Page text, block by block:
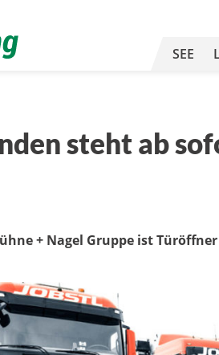
SEE
steht ab
+ Nagel Gruppe ist